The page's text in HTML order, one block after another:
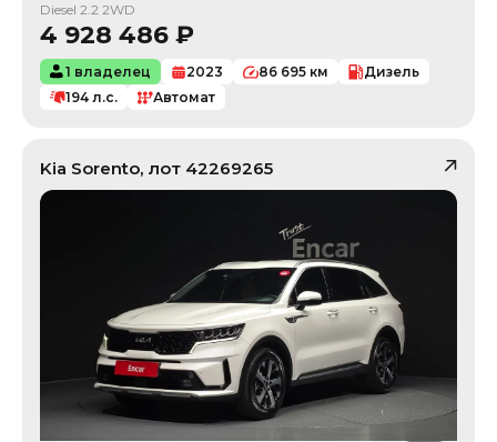
Diesel 2.2 2WD
4 928 486 ₽
1 владелец 2023 86 695 км
Дизель
194 л.с. Автомат
Kia Sorento, лот 42269265